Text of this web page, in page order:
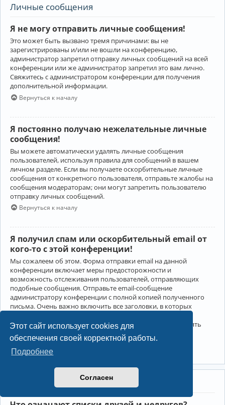
Этот сайт использует cookies для
обеспечения своей корректной работы.
Подробнее
Согласен
Личные сообщения
Я не могу отправить личные сообщения!
Это может быть вызвано тремя причинами: вы не
зарегистрированы и/или не вошли на конференцию,
администратор запретил отправку личных сообщений на всей
конференции или же администратор запретил это вам лично.
Свяжитесь с администратором конференции для получения
дополнительной информации.
Вернуться к началу
Я постоянно получаю нежелательные личные
сообщения!
Вы можете автоматически удалять личные сообщения
пользователей, используя правила для сообщений в вашем
личном разделе. Если вы получаете оскорбительные личные
сообщения от конкретного пользователя, отправьте жалобы на
сообщения модераторам; они могут запретить пользователю
отправку личных сообщений.
Вернуться к началу
Я получил спам или оскорбительный email от
кого-то с этой конференции!
Мы сожалеем об этом. Форма отправки email на данной
конференции включает меры предосторожности и
возможность отслеживания пользователей, отправляющих
подобные сообщения. Отправьте email-сообщение
администратору конференции с полной копией полученного
письма. Очень важно включить все заголовки, в которых
Администратор конференции сможет в этом случае принять
меры.
Друзья и недруги